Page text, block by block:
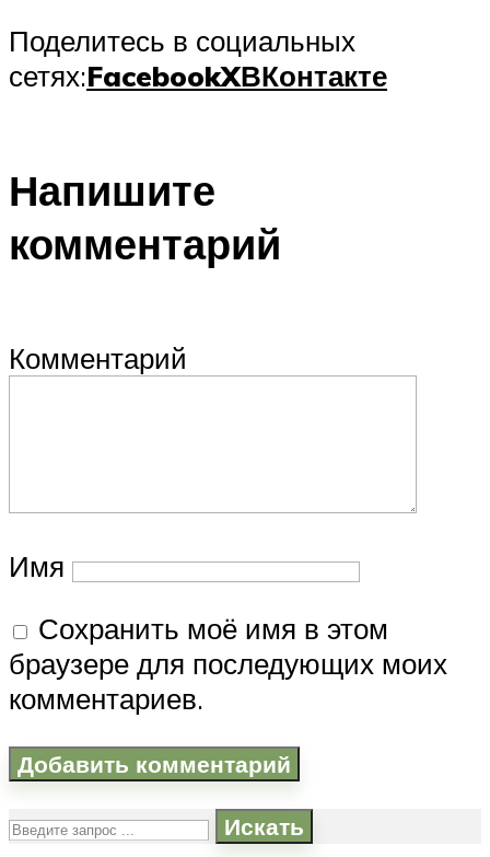
Поделитесь в социальных
сетях:FacebookXВКонтакте
Напишите
комментарий
Комментарий
Имя
Сохранить моё имя в этом
браузере для последующих моих
комментариев.
Искать